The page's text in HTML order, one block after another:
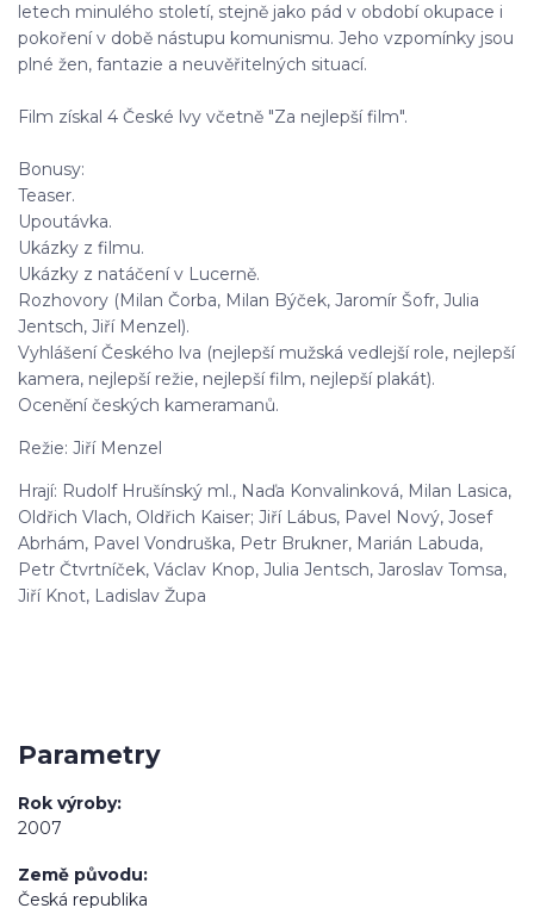
letech minulého století, stejně jako pád v období okupace i
pokoření v době nástupu komunismu. Jeho vzpomínky jsou
plné žen, fantazie a neuvěřitelných situací.
Film získal 4 České lvy včetně "Za nejlepší film".
Bonusy:
Teaser.
Upoutávka.
Ukázky z filmu.
Ukázky z natáčení v Lucerně.
Rozhovory (Milan Čorba, Milan Býček, Jaromír Šofr, Julia
Jentsch, Jiří Menzel).
Vyhlášení Českého lva (nejlepší mužská vedlejší role, nejlepší
kamera, nejlepší režie, nejlepší film, nejlepší plakát).
Ocenění českých kameramanů.
Režie: Jiří Menzel
Hrají: Rudolf Hrušínský ml., Naďa Konvalinková, Milan Lasica,
Oldřich Vlach, Oldřich Kaiser; Jiří Lábus, Pavel Nový, Josef
Abrhám, Pavel Vondruška, Petr Brukner, Marián Labuda,
Petr Čtvrtníček, Václav Knop, Julia Jentsch, Jaroslav Tomsa,
Jiří Knot, Ladislav Župa
Parametry
Rok výroby
2007
Země původu
Česká republika